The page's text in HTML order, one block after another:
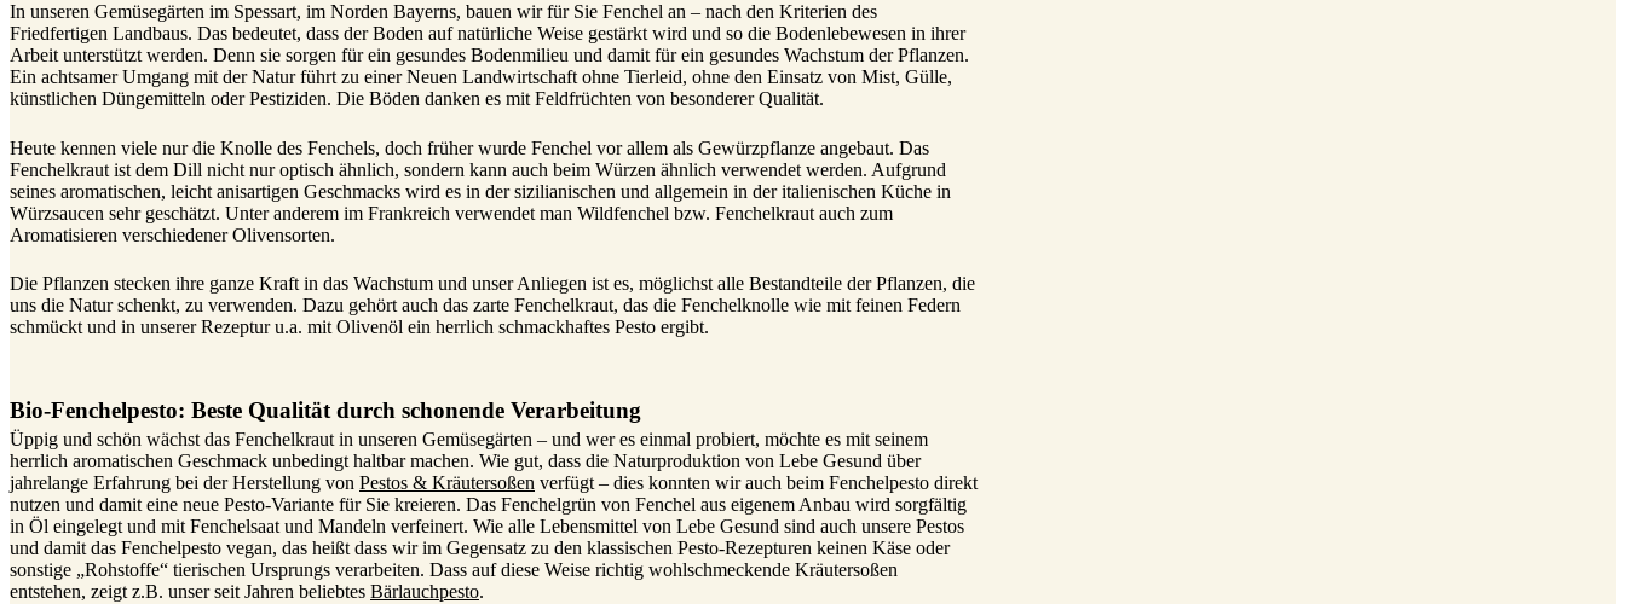
In unseren Gemüsegärten im Spessart, im Norden Bayerns, bauen wir für Sie Fenchel an – nach den Kriterien des
Friedfertigen Landbaus. Das bedeutet, dass der Boden auf natürliche Weise gestärkt wird und so die Bodenlebewesen in ihrer
Arbeit unterstützt werden. Denn sie sorgen für ein gesundes Bodenmilieu und damit für ein gesundes Wachstum der Pflanzen.
Ein achtsamer Umgang mit der Natur führt zu einer Neuen Landwirtschaft ohne Tierleid, ohne den Einsatz von Mist, Gülle,
künstlichen Düngemitteln oder Pestiziden. Die Böden danken es mit Feldfrüchten von besonderer Qualität.
Heute kennen viele nur die Knolle des Fenchels, doch früher wurde Fenchel vor allem als Gewürzpflanze angebaut. Das
Fenchelkraut ist dem Dill nicht nur optisch ähnlich, sondern kann auch beim Würzen ähnlich verwendet werden. Aufgrund
seines aromatischen, leicht anisartigen Geschmacks wird es in der sizilianischen und allgemein in der italienischen Küche in
Würzsaucen sehr geschätzt. Unter anderem im Frankreich verwendet man Wildfenchel bzw. Fenchelkraut auch zum
Aromatisieren verschiedener Olivensorten.
Die Pflanzen stecken ihre ganze Kraft in das Wachstum und unser Anliegen ist es, möglichst alle Bestandteile der Pflanzen, die
uns die Natur schenkt, zu verwenden. Dazu gehört auch das zarte Fenchelkraut, das die Fenchelknolle wie mit feinen Federn
schmückt und in unserer Rezeptur u.a. mit Olivenöl ein herrlich schmackhaftes Pesto ergibt.
Bio-Fenchelpesto: Beste Qualität durch schonende Verarbeitung
Üppig und schön wächst das Fenchelkraut in unseren Gemüsegärten – und wer es einmal probiert, möchte es mit seinem
herrlich aromatischen Geschmack unbedingt haltbar machen. Wie gut, dass die Naturproduktion von Lebe Gesund über
jahrelange Erfahrung bei der Herstellung von Pestos & Kräutersoßen verfügt – dies konnten wir auch beim Fenchelpesto direkt
nutzen und damit eine neue Pesto-Variante für Sie kreieren. Das Fenchelgrün von Fenchel aus eigenem Anbau wird sorgfältig
in Öl eingelegt und mit Fenchelsaat und Mandeln verfeinert. Wie alle Lebensmittel von Lebe Gesund sind auch unsere Pestos
und damit das Fenchelpesto vegan, das heißt dass wir im Gegensatz zu den klassischen Pesto-Rezepturen keinen Käse oder
sonstige „Rohstoffe“ tierischen Ursprungs verarbeiten. Dass auf diese Weise richtig wohlschmeckende Kräutersoßen
entstehen, zeigt z.B. unser seit Jahren beliebtes Bärlauchpesto.